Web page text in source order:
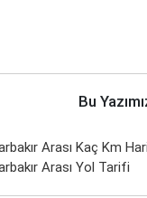
Bu
Arası Kaç Km
Arası Yol Tarifi